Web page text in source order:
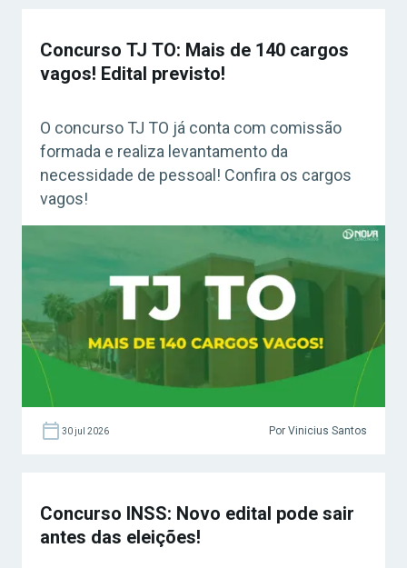
Concurso TJ TO: Mais de 140 cargos
vagos! Edital previsto!
O concurso TJ TO já conta com comissão
formada e realiza levantamento da
necessidade de pessoal! Confira os cargos
vagos!
30 jul 2026 Por Vinicius Santos
Concurso INSS: Novo edital pode sair
antes das eleições!